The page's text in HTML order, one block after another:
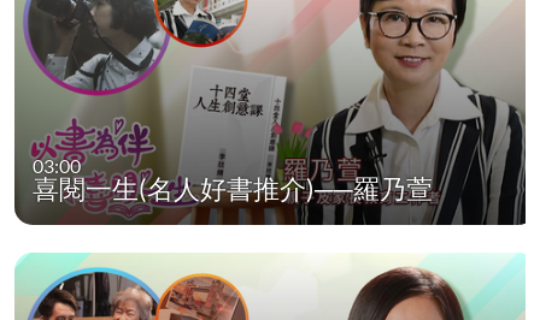
03:00
喜閱一生(名人好書推介)──羅乃萱